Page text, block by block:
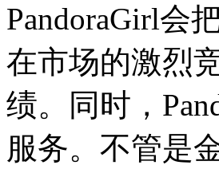
PandoraGirl会
在市场的激烈
绩。同时，
服务。不管是